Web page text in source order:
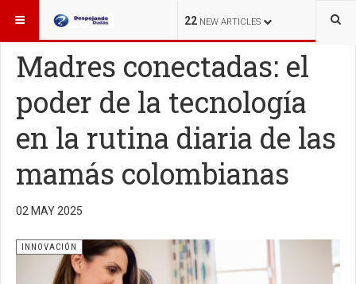
22 NEW ARTICLES
ESTÁ AQUÍ: INNOVACIÓN
Madres conectadas: el
poder de la tecnología
en la rutina diaria de las
mamás colombianas
02 MAY 2025
INNOVACIÓN